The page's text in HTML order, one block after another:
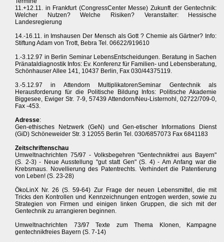
11.+12.11. in Frankfurt (CongressCenter Messe) Zukunft der Gentechnik:
Welcher Nutzen? Welche Risiken? Veranstalter: Hessische
Landesregierung
14.-16.11. in Imshausen Der Mensch als Gott ? Chemie als Gärtner? Info:
Stiftung Adam von Trott, Bebra Tel. 06622/919610
1.-3.12.97 in Berlin Seminar LebensEntscheidungen. Beratung in Sachen
Pränataldiagnostik Infos: Ev. Konferenz für Familien- und Lebensberatung,
Schönhauser Allee 141, 10437 Berlin, Fax 030/44375119.
3.-5.12.97 in Attendorn MultiplikatorenSeminar Gentechnik als
Herausforderung für die Politische Bildung Infos: Politische Akademie
Biggesee, Ewiger Str. 7-9, 57439 Attendorn/Neu-Listernohl, 02722/709-0,
Fax -453.
Adresse:
Gen-ethisches Netzwerk (GeN) und Gen-etischer Informations Dienst
(GiD) Schöneweider Str. 3 12055 Berlin Tel. 030/6857073 Fax 6841183
Zeitschriftenschau
Umweltnachrichten 75/97 - Volksbegehren "Gentechnikfrei aus Bayern"
(S. 2-3) - Neue Ausstellung "gut statt Gen" (S. 4) - Am Anfang war die
Krebsmaus. Novellierung des Patentrechts. Verhindert die Patentierung
von Leben! (S. 23-28)
ÖkoLinX Nr. 26 (S. 59-64) Zur Frage der neuen Lebensmittel, die mit
Tricks den Kontrollen und Kennzeichnungen entzogen werden, sowie zu
Strategien von Firmen und einigen linken Gruppen, die sich mit der
Gentechnik zu arrangieren beginnen.
Umweltnachrichten 73/97 Texte zum Thema Klonen, Kampagne
gentechnikfreies Bayern (S. 7-14)